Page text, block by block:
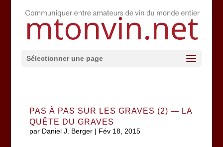
Sélectionner une page
PAS À PAS SUR LES GRAVES (2) — LA
QUÊTE DU GRAVES
par Daniel J. Berger| Fév 18, 2015